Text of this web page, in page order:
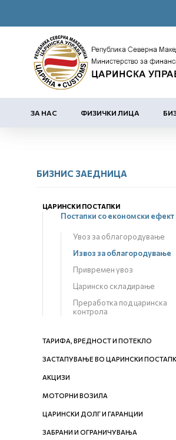
ЗА НАС ФИЗИЧКИ ЛИЦА
БИЗНИС ЗАЕДНИЦА
ЦАРИНСКИ ПОСТАПКИ
Постапки со економски ефект
Увоз за облагородување
Извоз за облагородување
Привремен увоз
Царинско складирање
Преработка под царинска
контрола
ТАРИФА, ВРЕДНОСТ И ПОТЕКЛО
ЗАСТАПУВАЊЕ ВО ЦАРИНСКИ
АКЦИЗИ
МОТОРНИ ВОЗИЛА
ЦАРИНСКИ ДОЛГ И ГАРАНЦИИ
ЗАБРАНИ И ОГРАНИЧУВАЊА